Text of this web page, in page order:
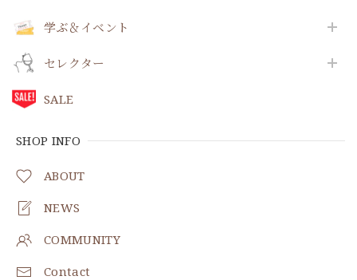
学ぶ＆イベント
セレクター
SALE
SHOP INFO
ABOUT
NEWS
COMMUNITY
Contact